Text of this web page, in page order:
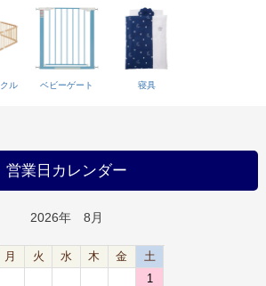
ル ベビーゲート 寝具
営業日カレンダー
2026年 8月
月 火 水 木 金
土
1